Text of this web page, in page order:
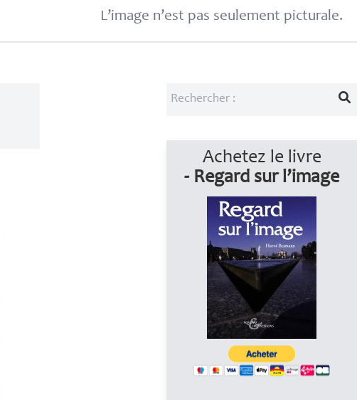
L’image n’est pas seulement picturale.
Achetez le livre
- Regard sur l’image